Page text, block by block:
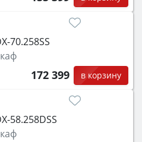
70.258SS
172 399 в корзину
58.258DSS